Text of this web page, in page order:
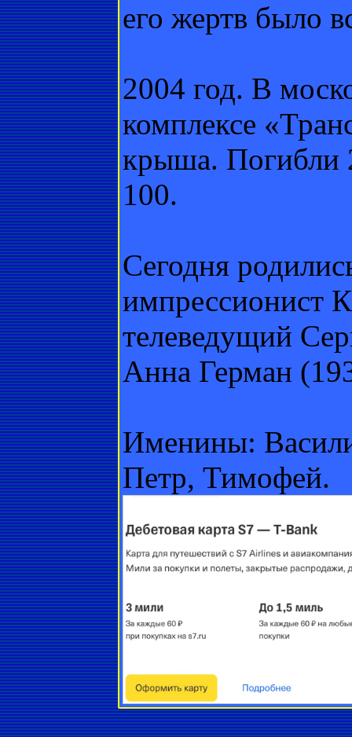
его жертв было
2004 год. В
комплексе
крыша. Погибли
100.
Сегодня
импрессионист
телеведущий
Анна Герман
Именины:
Петр, Тимофей.